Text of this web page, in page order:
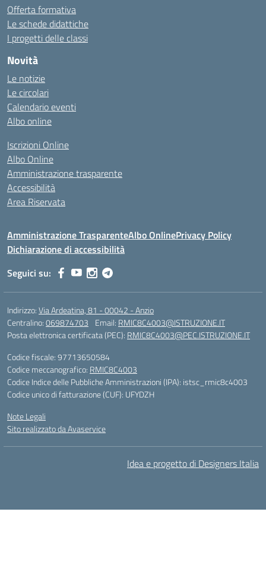
Offerta formativa
Le schede didattiche
I progetti delle classi
Novità
Le notizie
Le circolari
Calendario eventi
Albo online
Iscrizioni Online
Albo Online
Amministrazione trasparente
Accessibilità
Area Riservata
Amministrazione TrasparenteAlbo OnlinePrivacy Policy
Dichiarazione di accessibilità
Seguici su:
Indirizzo:Via Ardeatina, 81 - 00042 - Anzio
Centralino:069874703 Email: RMIC8C4003@ISTRUZIONE.IT
Posta elettronica certificata (PEC): RMIC8C4003@PEC.ISTRUZIONE.IT
Codice fiscale: 97713650584
Codice meccanografico: RMIC8C4003
Codice Indice delle Pubbliche Amministrazioni (IPA): istsc_rmic8c4003
Codice unico di fatturazione (CUF): UFYDZH
Note Legali
Sito realizzato da Avaservice
Idea e progetto di Designers Italia